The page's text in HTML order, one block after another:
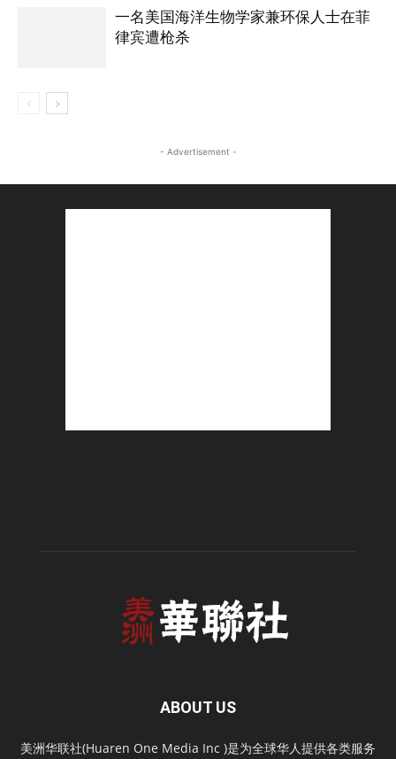
一名美国海洋生物学家兼环保人士在菲
律宾遭枪杀
- Advertisement -
ABOUT US
美洲华联社(Huaren One Media Inc )是为全球华人提供各类服务